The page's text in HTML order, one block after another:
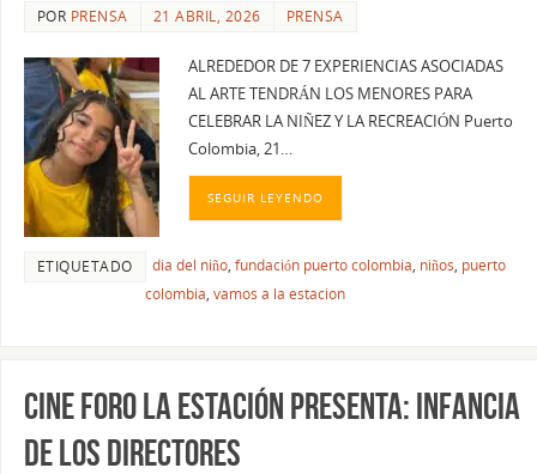
POR PRENSA 21 ABRIL, 2026 PRENSA
ALREDEDOR DE 7 EXPERIENCIAS ASOCIADAS
AL ARTE TENDRÁN LOS MENORES PARA
CELEBRAR LA NIÑEZ Y LA RECREACIÓN Puerto
Colombia, 21…
SEGUIR LEYENDO
ETIQUETADO dia del niño, fundación puerto colombia, niños, puerto
colombia, vamos a la estacion
Cine Foro La Estación presenta: Infancia
de los directores